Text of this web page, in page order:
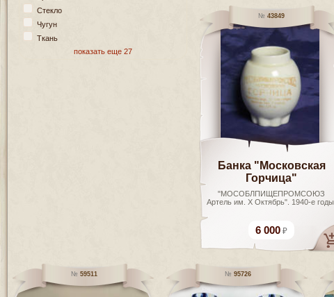
Стекло
Чугун
Ткань
показать еще 27
43849
Банка "Московская
Горчица"
"МОСОБЛПИЩЕПРОМСОЮЗ
Артель им. Х Октябрь". 1940-е годы.
6 000
59511 95726